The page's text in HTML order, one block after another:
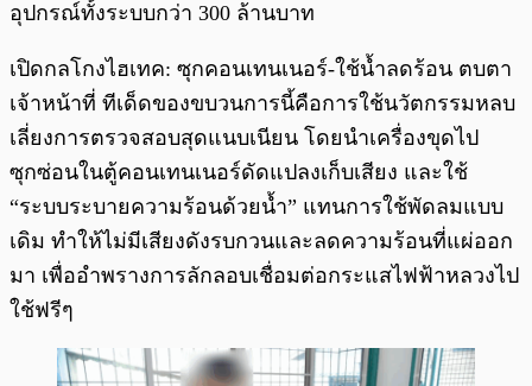
อุปกรณ์ทั้งระบบกว่า 300 ล้านบาท
เปิดกลโกงไฮเทค: ซุกคอนเทนเนอร์-ใช้น้ำลดร้อน ตบตา
เจ้าหน้าที่ ทีเด็ดของขบวนการนี้คือการใช้นวัตกรรมหลบ
เลี่ยงการตรวจสอบสุดแนบเนียน โดยนำเครื่องขุดไป
ซุกซ่อนในตู้คอนเทนเนอร์ดัดแปลงเก็บเสียง และใช้
“ระบบระบายความร้อนด้วยน้ำ” แทนการใช้พัดลมแบบ
เดิม ทำให้ไม่มีเสียงดังรบกวนและลดความร้อนที่แผ่ออก
มา เพื่ออำพรางการลักลอบเชื่อมต่อกระแสไฟฟ้าหลวงไป
ใช้ฟรีๆ